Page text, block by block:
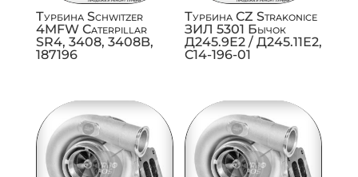
Турбина Schwitzer
4MFW Caterpillar
SR4, 3408, 3408B,
187196
Турбина CZ Strakonice
ЗИЛ 5301 Бычок
Д245.9Е2 / Д245.11Е2,
C14-196-01